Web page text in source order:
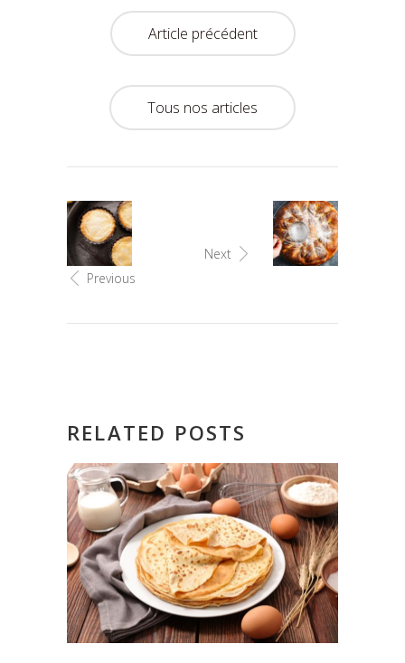
Article précédent
Tous nos articles
Previous
Next
RELATED POSTS